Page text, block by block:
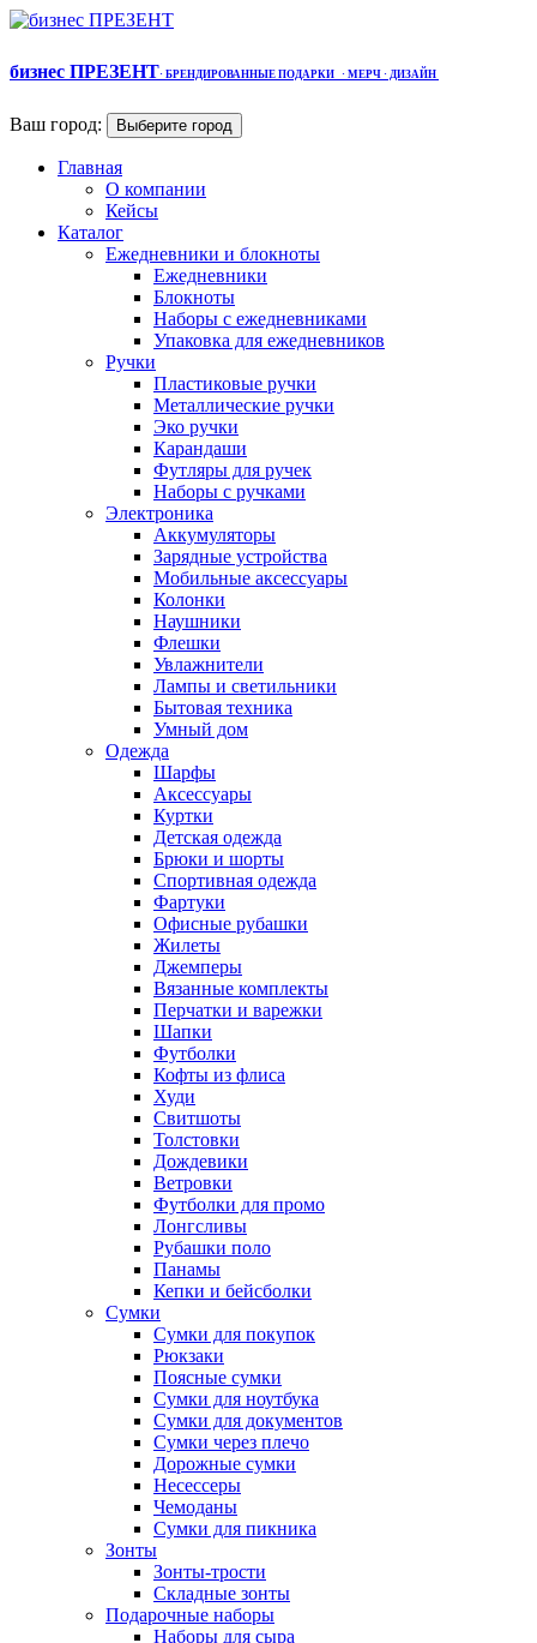
бизнес ПРЕЗЕНТ· БРЕНДИРОВАННЫЕ ПОДАРКИ · МЕРЧ · ДИЗАЙН
Ваш город: Выберите город
Главная
О компании
Кейсы
Каталог
Ежедневники и блокноты
Ежедневники
Блокноты
Наборы с ежедневниками
Упаковка для ежедневников
Ручки
Пластиковые ручки
Металлические ручки
Эко ручки
Карандаши
Футляры для ручек
Наборы с ручками
Электроника
Аккумуляторы
Зарядные устройства
Мобильные аксессуары
Колонки
Наушники
Флешки
Увлажнители
Лампы и светильники
Бытовая техника
Умный дом
Одежда
Шарфы
Аксессуары
Куртки
Детская одежда
Брюки и шорты
Спортивная одежда
Фартуки
Офисные рубашки
Жилеты
Джемперы
Вязанные комплекты
Перчатки и варежки
Шапки
Футболки
Кофты из флиса
Худи
Свитшоты
Толстовки
Дождевики
Ветровки
Футболки для промо
Лонгсливы
Рубашки поло
Панамы
Кепки и бейсболки
Сумки
Сумки для покупок
Рюкзаки
Поясные сумки
Сумки для ноутбука
Сумки для документов
Сумки через плечо
Дорожные сумки
Несессеры
Чемоданы
Сумки для пикника
Зонты
Зонты-трости
Складные зонты
Подарочные наборы
Наборы для сыра